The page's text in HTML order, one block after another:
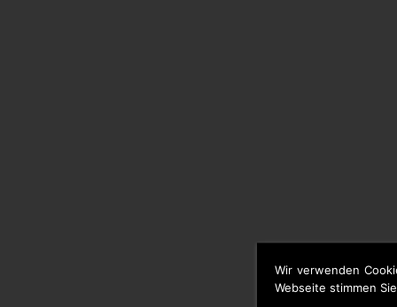
Wir verwenden
Webseite stimmen